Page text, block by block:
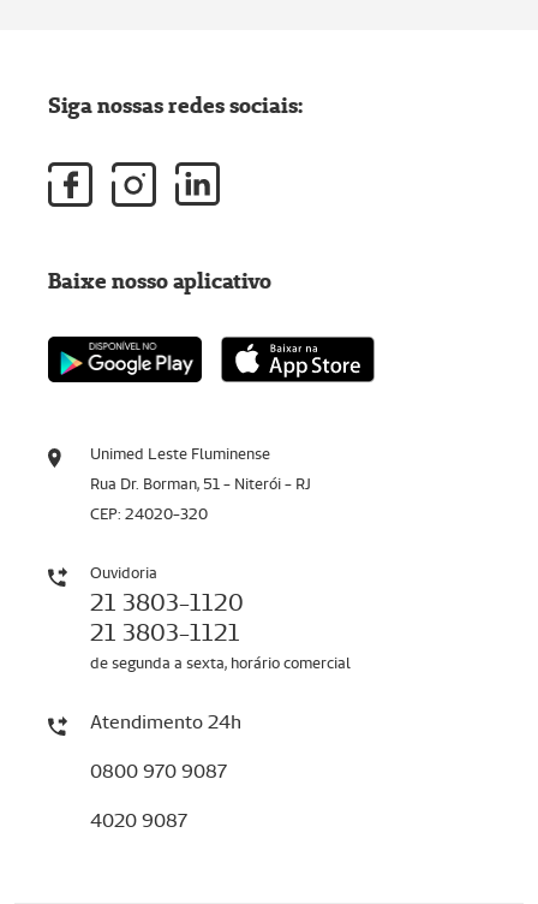
Unimed Leste Fluminense
Rua Dr. Borman, 51 - Niterói - RJ
CEP: 24020-320
Ouvidoria
21 3803-1120
21 3803-1121
de segunda a sexta, horário comercial
Atendimento 24h
0800 970 9087
4020 9087
Siga nossas redes sociais:
Baixe nosso aplicativo